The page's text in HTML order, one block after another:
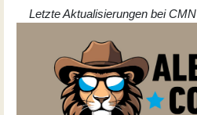
Letzte Aktualisierungen bei CMN